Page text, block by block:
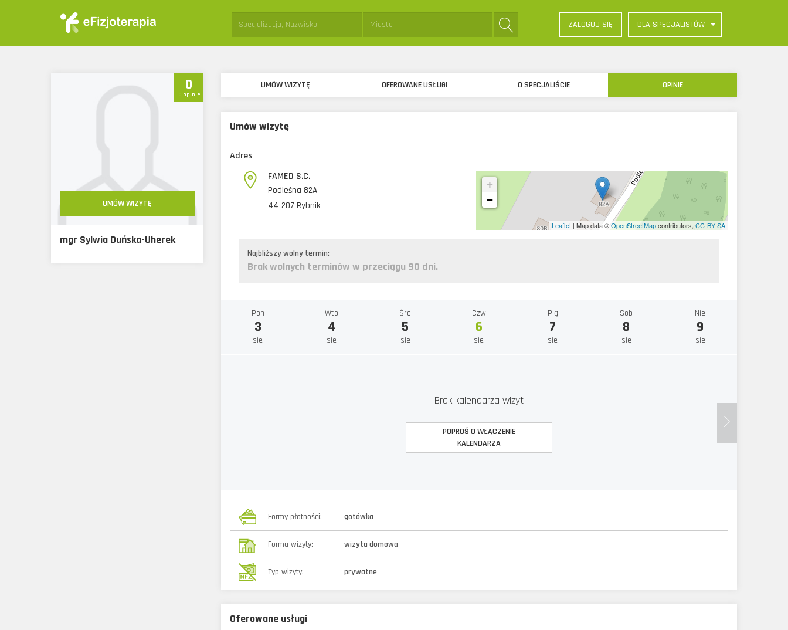
ZALOGUJ SIĘ DLA SPECJALISTÓW
0
0 opinie
UMÓW WIZYTĘ
mgr Sylwia Duńska-Uherek
UMÓW WIZYTĘ OFEROWANE USŁUGI O SPECJALIŚCIE OPINIE
Umów wizytę
Adres
FAMED S.C.
Podleśna 82A
44-207 Rybnik
+
−
Leaflet | Map data ©OpenStreetMapcontributors, CC-BY-SA
Najbliższy wolny termin:
Brak wolnych terminów w przeciągu 90 dni.
Pon
3
sie
Wto
4
sie
Śro
5
sie
Czw
6
sie
Pią
7
sie
Sob
8
sie
Nie
9
sie
Brak kalendarza wizyt
POPROŚ O WŁĄCZENIE
KALENDARZA
Formy płatności: gotówka
Forma wizyty: wizyta domowa
Typ wizyty: prywatne
Oferowane usługi